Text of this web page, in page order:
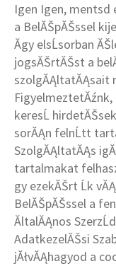
Igen Igen, mentsd
a BelĂŠpĂŠssel
Ăgy elsĹsorban
jogsĂŠrtĂŠst a
szolgĂĄltatĂĄsait
keresĹ
sorĂĄn felnĹtt
SzolgĂĄltatĂĄs
tartalmakat
gy ezekĂŠrt Ĺk
BelĂŠpĂŠssel a
ĂltalĂĄnos
AdatkezelĂŠsi
jĂłvĂĄhagyod a